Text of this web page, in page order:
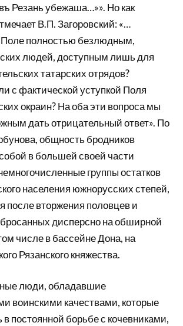
Резань убежаша…»». Но как
В.П. Загоровский: «…
Поле полностью безлюдным,
людей, доступным лишь для
татарских отрядов?
с фактической уступкой Поля
окраин? На оба эти вопроса мы
дать отрицательный ответ». По
общность бродников
в большей своей части
группы остатков
населения южнорусских степей,
после вторжения половцев и
дисперсно на обширной
числе в бассейне Дона, на
Рязанского княжества.
люди, обладавшие
воинскими качествами, которые
постоянной борьбе с кочевниками,